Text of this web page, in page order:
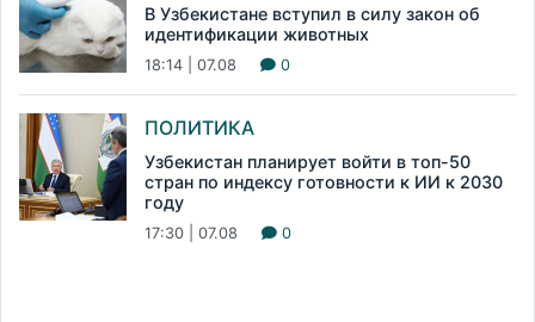
В Узбекистане вступил в силу закон об
идентификации животных
18:14 | 07.08 0
ПОЛИТИКА
Узбекистан планирует войти в топ-50
стран по индексу готовности к ИИ к 2030
году
17:30 | 07.08 0